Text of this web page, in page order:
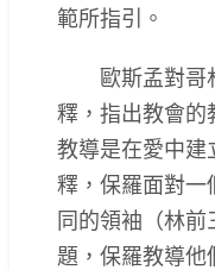
範所指引。
歐斯孟對哥
釋，指出教會的
教導是在愛中建
釋，保羅面對一
同的領袖（林前
題，保羅教導他